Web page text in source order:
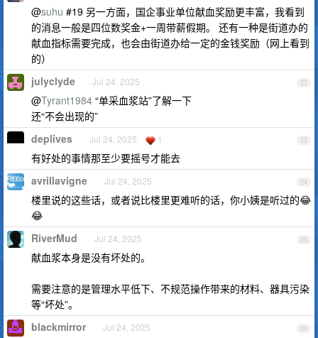
@suhu #19 另一方面，国企事业单位献血奖励更丰富，我看到
的消息一般是四位数奖金+一周带薪假期。 还有一种是街道办的
献血指标需要完成，也会由街道办给一定的金钱奖励（网上看到
的）
22
julyclyde Jul 24, 2025
@Tyrant1984 “单采血浆站”了解一下
还“不会出现的”
23
deplives Jul 24, 2025 1
有好处的事情那至少要摇号才能去
24
avrillavigne Jul 24, 2025
楼里说的这些话，或者说比楼里更难听的话，你小姨是听过的😂
😂
25
RiverMud Jul 24, 2025
献血浆本身是没有坏处的。
需要注意的是管理水平低下、不规范操作带来的材料、器具污染
等“坏处”。
26
blackmirror Jul 24, 2025